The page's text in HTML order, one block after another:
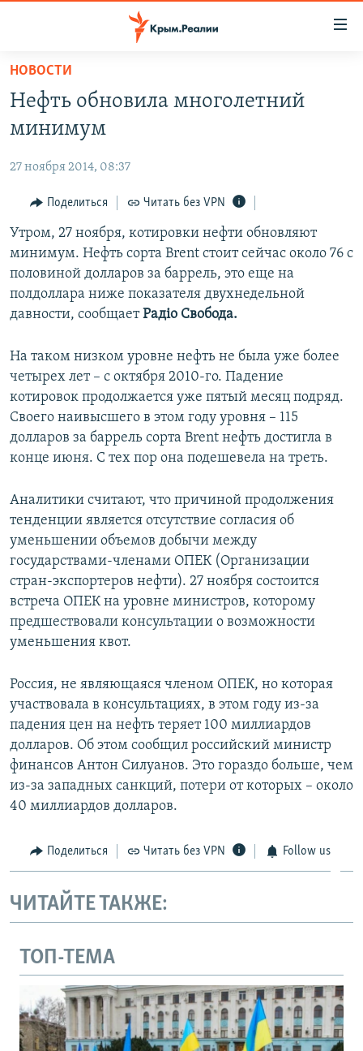
Вернуться
основному
содержанию
навигации
Вернутся
поиску
НОВОСТИ
СПЕЦПРОЕКТЫ
КАРТА ВОЕННЫХ ОБЪЕКТОВ КРЫМА
11 ЛЕТ ОККУПАЦИИ КРЫМА. 11 ИСТОРИЙ СОПРОТИВЛЕНИЯ
ИСТОРИЯ
ЕЩЕ
ИНТЕРАКТИВ
ИНФОГРАФИКА
ТЕЛЕПРОЕКТ КРЫМ.РЕАЛИИ
СОВЕТЫ ПРАВОЗАЩИТНИКОВ
ПОБЕДИТЕЛЕЙ НЕ СУДЯТ?
КРЫМ.НЕПОКОРЕННЫЙ
ELIFBE
УКРАИНСКАЯ ПРОБЛЕМА КРЫМА
РАДІО СВОБОДА
КАК ОБОЙТИ БЛОКИРОВКУ
Українською
ПРИСОЕДИНЯЙТЕСЬ!
НОВОСТИ
Нефть обновила многолетний
минимум
27 ноября 2014, 08:37
Поделиться Читать без VPN
Утром, 27 ноября, котировки нефти обновляют
минимум. Нефть сорта Brent стоит сейчас около 76 с
половиной долларов за баррель, это еще на
полдоллара ниже показателя двухнедельной
давности, сообщаетРадіо Свобода.
На таком низком уровне нефть не была уже более
четырех лет – с октября 2010-го. Падение
котировок продолжается уже пятый месяц подряд.
Своего наивысшего в этом году уровня – 115
долларов за баррель сорта Brent нефть достигла в
конце июня. С тех пор она подешевела на треть.
Аналитики считают, что причиной продолжения
тенденции является отсутствие согласия об
уменьшении объемов добычи между
государствами-членами ОПЕК (Организации
стран-экспортеров нефти). 27 ноября состоится
встреча ОПЕК на уровне министров, которому
предшествовали консультации о возможности
уменьшения квот.
Россия, не являющаяся членом ОПЕК, но которая
участвовала в консультациях, в этом году из-за
падения цен на нефть теряет 100 миллиардов
долларов. Об этом сообщил российский министр
финансов Антон Силуанов. Это гораздо больше, чем
из-за западных санкций, потери от которых – около
40 миллиардов долларов.
Поделиться Читать без VPN Follow us
ЧИТАЙТЕ ТАКЖЕ:
ТОП-ТЕМА